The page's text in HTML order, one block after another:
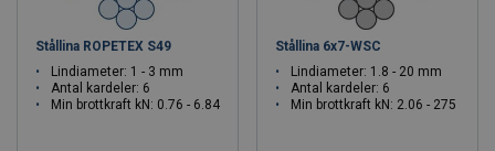
Stållina ROPETEX S49
Lindiameter: 1 - 3 mm
Antal kardeler: 6
Min brottkraft kN: 0.76 - 6.84
Stållina 6x7-WSC
Lindiameter: 1.8 - 20 mm
Antal kardeler: 6
Min brottkraft kN: 2.06 - 275